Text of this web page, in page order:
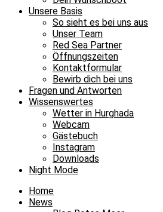
Unsere Basis
So sieht es bei uns aus
Unser Team
Red Sea Partner
Öffnungszeiten
Kontaktformular
Bewirb dich bei uns
Fragen und Antworten
Wissenswertes
Wetter in Hurghada
Webcam
Gästebuch
Instagram
Downloads
Night Mode
Home
News